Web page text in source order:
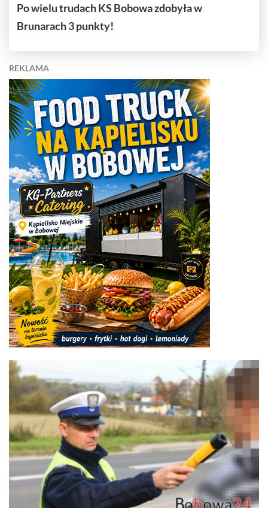
Po wielu trudach KS Bobowa zdobyła w
Brunarach 3 punkty!
REKLAMA